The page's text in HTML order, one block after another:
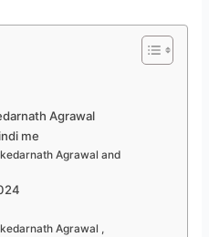
Agrawal
me
Agrawal and
Agrawal ,